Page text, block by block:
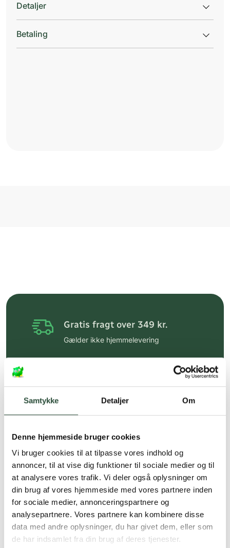
Samtykke Detaljer Om
Denne hjemmeside bruger cookies
Vi bruger cookies til at tilpasse vores indhold og
annoncer, til at vise dig funktioner til sociale medier og til
at analysere vores trafik. Vi deler også oplysninger om
din brug af vores hjemmeside med vores partnere inden
for sociale medier, annonceringspartnere og
analysepartnere. Vores partnere kan kombinere disse
data med andre oplysninger, du har givet dem, eller som
de har indsamlet fra din brug af deres tjenester.
Detaljer
Betaling
Gratis fragt over 349 kr.
Gælder ikke hjemmelevering
Hurtig levering (30 min. i Kbh)
Faste lave priser*
*Gælder ikke ernæringsprodukter.
Stort udvalg af kendte
produkter
Vi tilbyder et stort udvalg af kendte
cremer, vitaminer og andre spændende
produkter – altid til fast lav pris.